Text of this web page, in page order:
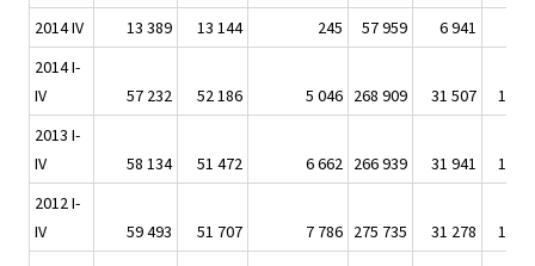
2014 IV
13 389 13 144 245 57 959 6 941
2014 I-
IV
57 232 52 186 5 046 268 909 31 507
15
2013 I-
IV
58 134 51 472 6 662 266 939 31 941
13
2012 I-
IV
59 493 51 707 7 786 275 735 31 278
13